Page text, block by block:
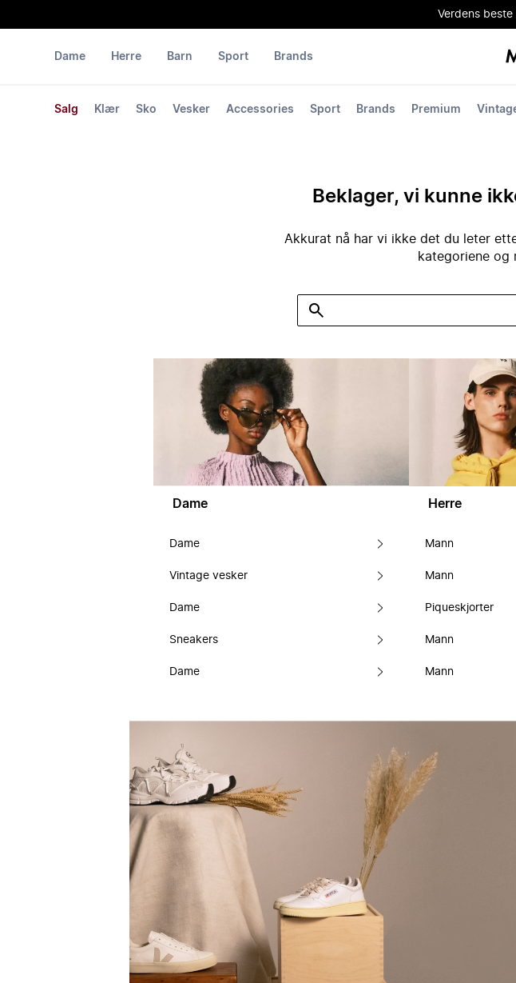
Verdens
Dame
Salg Klær Sko Vesker Accessories Sport Brands Premium
Herre Barn Sport Brands
Beklager, vi kunne
Akkurat nå har vi ikke det du leter
kategoriene og
Dame
Dame
Vintage vesker
Dame
Sneakers
Dame
Herre
Mann
Mann
Piqueskjorter
Mann
Mann